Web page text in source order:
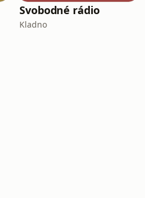
Svobodné rádio
Kladno